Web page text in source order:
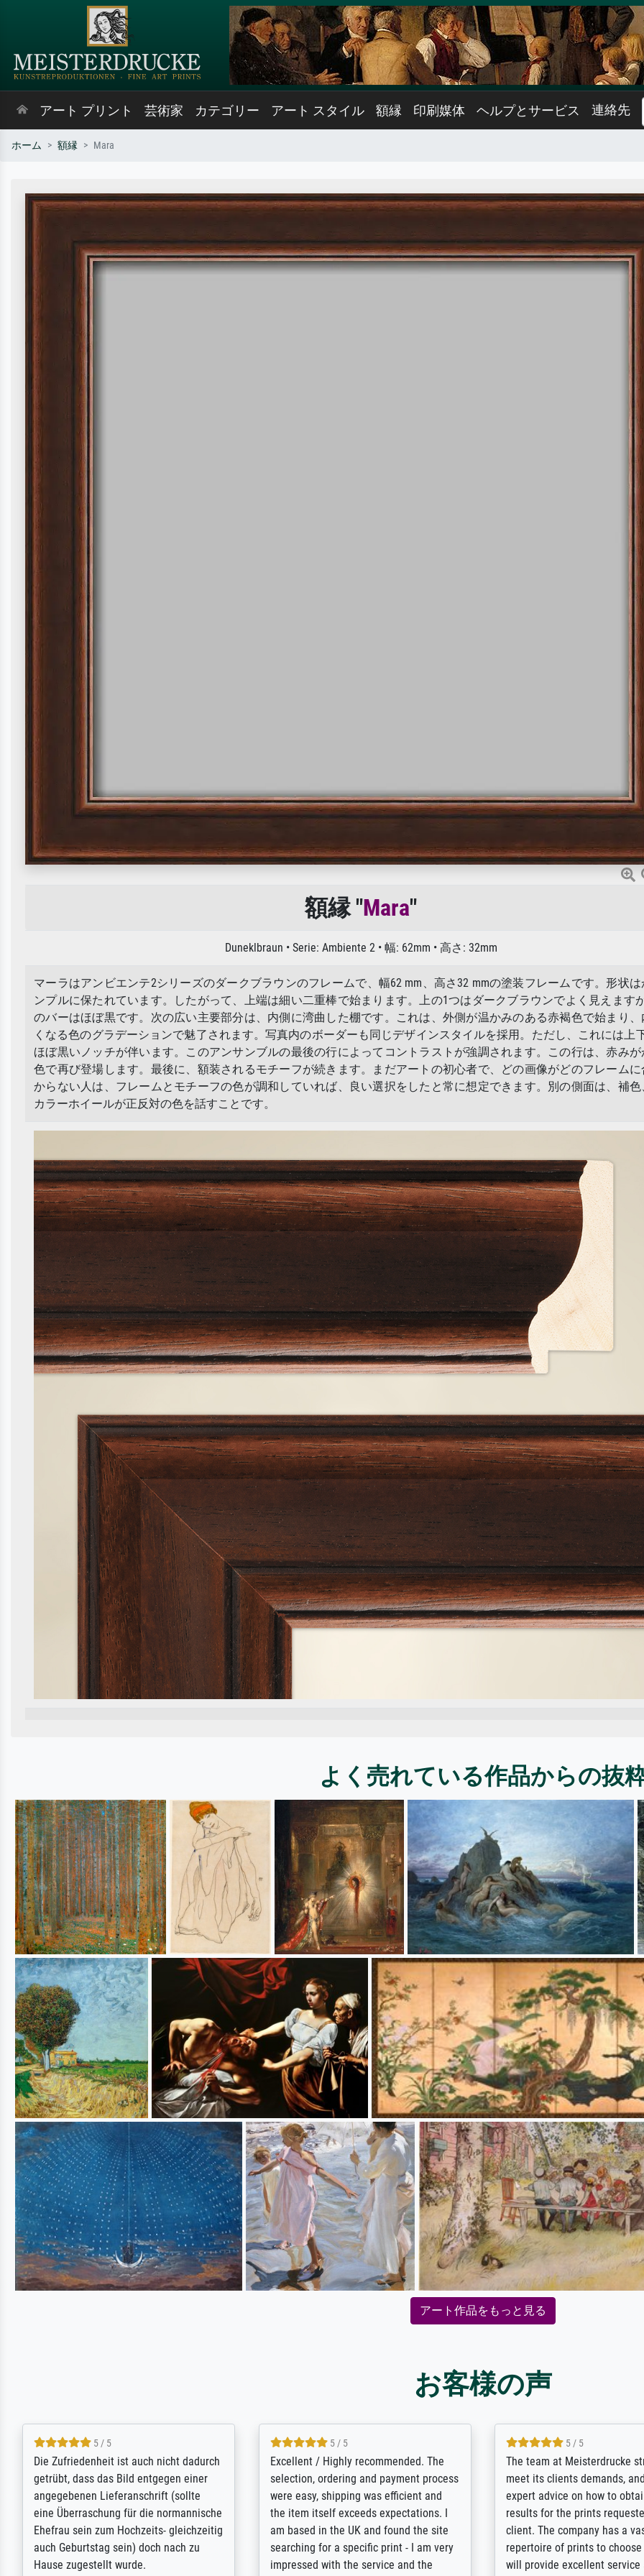
アート プリント 芸術家 カテゴリー アート スタイル 額縁 印刷媒体 ヘルプとサービス 連絡先
ホーム 額縁 Mara
額縁 "Mara"
Duneklbraun • Serie: Ambiente 2 • 幅: 62mm • 高さ: 32mm
マーラはアンビエンテ2シリーズのダークブラウンのフレームで、幅62 mm、高さ32 mmの塗装フレームです。形状
ンプルに保たれています。したがって、上端は細い二重棒で始まります。上の1つはダークブラウンでよく見えます
のバーはほぼ黒です。次の広い主要部分は、内側に湾曲した棚です。これは、外側が温かみのある赤褐色で始まり
くなる色のグラデーションで魅了されます。写真内のボーダーも同じデザインスタイルを採用。ただし、これには上
ほぼ黒いノッチが伴います。このアンサンブルの最後の行によってコントラストが強調されます。この行は、赤み
色で再び登場します。最後に、額装されるモチーフが続きます。まだアートの初心者で、どの画像がどのフレーム
からない人は、フレームとモチーフの色が調和していれば、良い選択をしたと常に想定できます。別の側面は、補
カラーホイールが正反対の色を話すことです。
よく売れている作品からの抜
アート作品をもっと見る
お客様の声
5 / 5
Die Zufriedenheit ist auch nicht dadurch
getrübt, dass das Bild entgegen einer
angegebenen Lieferanschrift (sollte
eine Überraschung für die normannische
Ehefrau sein zum Hochzeits- gleichzeitig
auch Geburtstag sein) doch nach zu
Hause zugestellt wurde.
5 / 5
Excellent / Highly recommended. The
selection, ordering and payment process
were easy, shipping was efficient and
the item itself exceeds expectations. I
am based in the UK and found the site
searching for a specific print - I am very
impressed with the service and the
5 / 5
The team at Meisterdrucke
meet its clients demands,
expert advice on how to
results for the prints
client. The company has a
repertoire of prints to
will provide excellent service